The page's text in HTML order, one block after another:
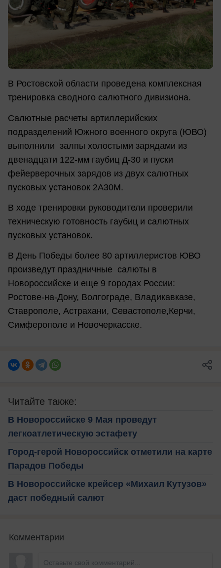
В Ростовской области проведена комплексная
тренировка сводного салютного дивизиона.
Салютные расчеты артиллерийских
подразделений Южного военного округа (ЮВО)
выполнили залпы холостыми зарядами из
двенадцати 122-мм гаубиц Д-30 и пуски
фейерверочных зарядов из двух салютных
пусковых установок 2А30М.
В ходе тренировки руководители проверили
техническую готовность гаубиц и салютных
пусковых установок.
В День Победы более 80 артиллеристов ЮВО
произведут праздничные салюты в
Новороссийске и еще 9 городах России:
Ростове-на-Дону, Волгограде, Владикавказе,
Ставрополе, Астрахани, Севастополе,Керчи,
Симферополе и Новочеркасске.
Читайте также:
В Новороссийске 9 Мая проведут
легкоатлетическую эстафету
Город-герой Новороссийск отметили на карте
Парадов Победы
В Новороссийске крейсер «Михаил Кутузов»
даст победный салют
Комментарии